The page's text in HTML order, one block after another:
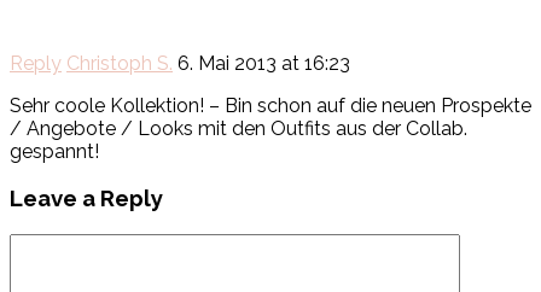
Reply Christoph S. 6. Mai 2013 at 16:23
Sehr coole Kollektion! – Bin schon auf die neuen Prospekte
/ Angebote / Looks mit den Outfits aus der Collab.
gespannt!
Leave a Reply